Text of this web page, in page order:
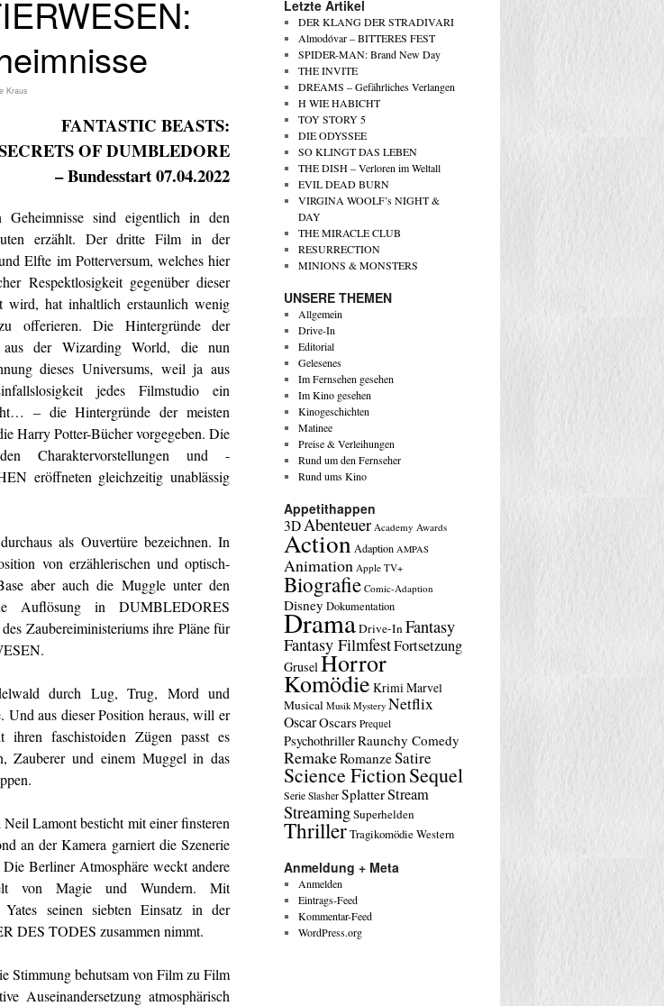
Kraus
FANTASTIC BEASTS:
OF DUMBLEDORE
– Bundesstart 07.04.2022
Geheimnisse sind eigentlich in den
erzählt. Der dritte Film in der
Elfte im Potterversum, welches hier
Respektlosigkeit gegenüber dieser
wird, hat inhaltlich erstaunlich wenig
zu offerieren. Die Hintergründe der
aus der Wizarding World, die nun
dieses Universums, weil ja aus
jedes Filmstudio ein
– die Hintergründe der meisten
Harry Potter-Bücher vorgegeben. Die
Charaktervorstellungen und -
eröffneten gleichzeitig unablässig
als Ouvertüre bezeichnen. In
von erzählerischen und optisch-
aber auch die Muggle unter den
Auflösung in DUMBLEDORES
Zaubereiministeriums ihre Pläne für
durch Lug, Trug, Mord und
aus dieser Position heraus, will er
faschistoiden Zügen passt es
Zauberer und einem Muggel in das
Lamont besticht mit einer finsteren
an der Kamera garniert die Szenerie
Berliner Atmosphäre weckt andere
von Magie und Wundern. Mit
seinen siebten Einsatz in der
DES TODES zusammen nimmt.
Stimmung behutsam von Film zu Film
Auseinandersetzung atmosphärisch
Letzte Artikel
DER KLANG DER STRADIVARI
Almodóvar – BITTERES FEST
SPIDER-MAN: Brand New Day
THE INVITE
DREAMS – Gefährliches Verlangen
H WIE HABICHT
TOY STORY 5
DIE ODYSSEE
SO KLINGT DAS LEBEN
THE DISH – Verloren im Weltall
EVIL DEAD BURN
VIRGINA WOOLF’s NIGHT &
DAY
THE MIRACLE CLUB
RESURRECTION
MINIONS & MONSTERS
UNSERE THEMEN
Allgemein
Drive-In
Editorial
Gelesenes
Im Fernsehen gesehen
Im Kino gesehen
Kinogeschichten
Matinee
Preise & Verleihungen
Rund um den Fernseher
Rund ums Kino
Appetithappen
3DAbenteuer Academy Awards
Action Adaption AMPAS
Animation Apple TV+
Biografie Comic-Adaption
Disney Dokumentation
DramaDrive-InFantasy
Fantasy FilmfestFortsetzung
GruselHorror
Komödie KrimiMarvel
Musical Musik Mystery Netflix
OscarOscars Prequel
PsychothrillerRaunchy Comedy
RemakeRomanzeSatire
Science FictionSequel
Serie Slasher SplatterStream
StreamingSuperhelden
ThrillerTragikomödieWestern
Anmeldung + Meta
Anmelden
Eintrags-Feed
Kommentar-Feed
WordPress.org